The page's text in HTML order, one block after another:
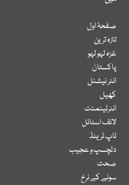
صفحۂ اول
تازہ ترین
غزہ لہو لہو
پاکستان
انٹر نیشنل
کھیل
انٹرٹینمنٹ
لائف اسٹائل
ٹاپ ٹرینڈ
دلچسپ و عجیب
صحت
سونے کے نرخ